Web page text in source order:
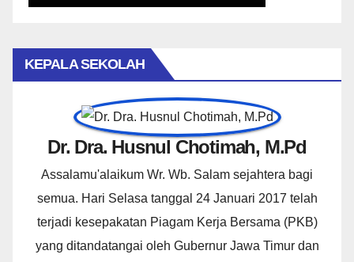
KEPALA SEKOLAH
Dr. Dra. Husnul Chotimah, M.Pd
Assalamu'alaikum Wr. Wb. Salam sejahtera bagi
semua. Hari Selasa tanggal 24 Januari 2017 telah
terjadi kesepakatan Piagam Kerja Bersama (PKB)
yang ditandatangai oleh Gubernur Jawa Timur dan